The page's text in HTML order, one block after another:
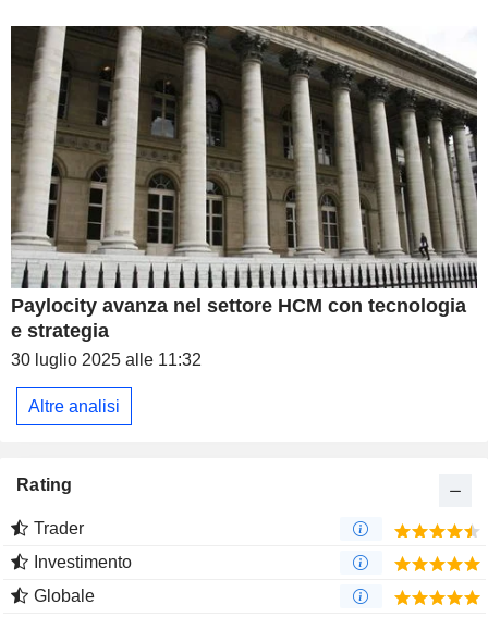
Paylocity avanza nel settore HCM con tecnologia
e strategia
30 luglio 2025 alle 11:32
Altre analisi
Rating
Trader
Investimento
Globale